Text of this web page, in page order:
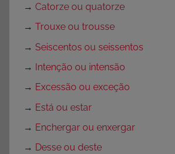
→ Catorze ou quatorze
→ Trouxe ou trousse
→ Seiscentos ou seissentos
→ Intenção ou intensão
→ Excessão ou exceção
→ Está ou estar
→ Enchergar ou enxergar
→ Desse ou deste